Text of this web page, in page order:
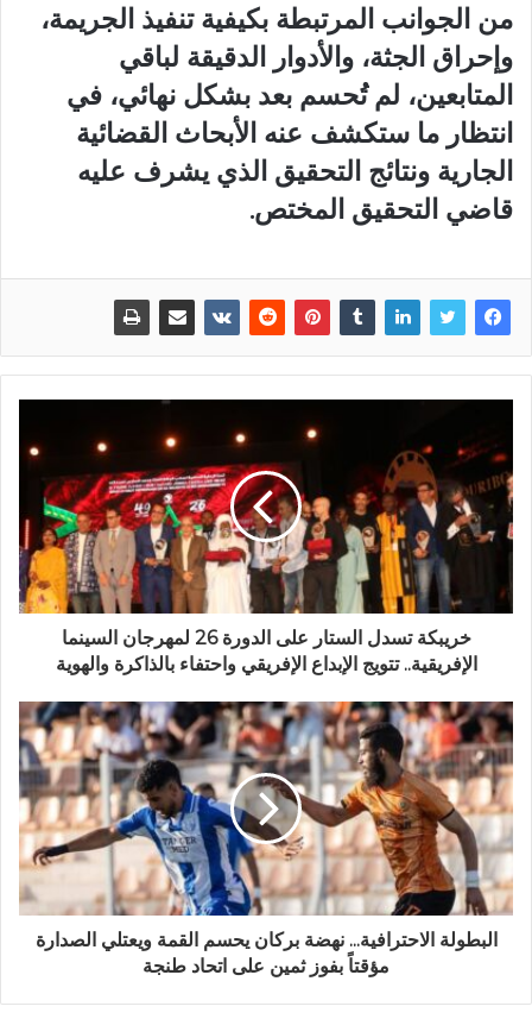
من الجوانب المرتبطة بكيفية تنفيذ الجريمة،
وإحراق الجثة، والأدوار الدقيقة لباقي
المتابعين، لم تُحسم بعد بشكل نهائي، في
انتظار ما ستكشف عنه الأبحاث القضائية
الجارية ونتائج التحقيق الذي يشرف عليه
قاضي التحقيق المختص.
خريبكة تسدل الستار على الدورة 26 لمهرجان السينما
الإفريقية.. تتويج الإبداع الإفريقي واحتفاء بالذاكرة والهوية
البطولة الاحترافية... نهضة بركان يحسم القمة ويعتلي الصدارة
مؤقتاً بفوز ثمين على اتحاد طنجة